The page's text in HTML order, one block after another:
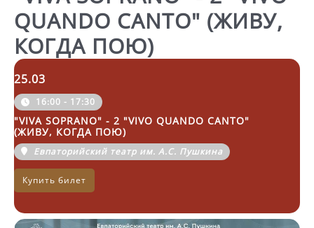
QUANDO CANTO" (ЖИВУ,
КОГДА ПОЮ)
25.03
16:00 - 17:30
"VIVA SOPRANO" - 2 "VIVO QUANDO CANTO"
(ЖИВУ, КОГДА ПОЮ)
Евпаторийский театр им. А.С. Пушкина
Купить билет